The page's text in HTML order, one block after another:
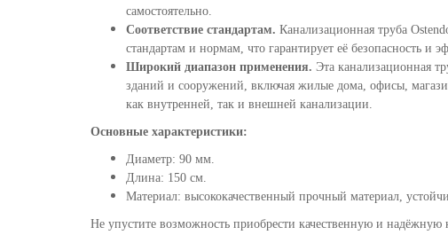
самостоятельно.
Соответствие стандартам. Канализационная труба
стандартам и нормам, что гарантирует её безопасность и
Широкий диапазон применения. Эта канализационная
зданий и сооружений, включая жилые дома, офисы,
как внутренней, так и внешней канализации.
Основные характеристики:
Диаметр: 90 мм.
Длина: 150 см.
Материал: высококачественный прочный материал,
Не упустите возможность приобрести качественную и